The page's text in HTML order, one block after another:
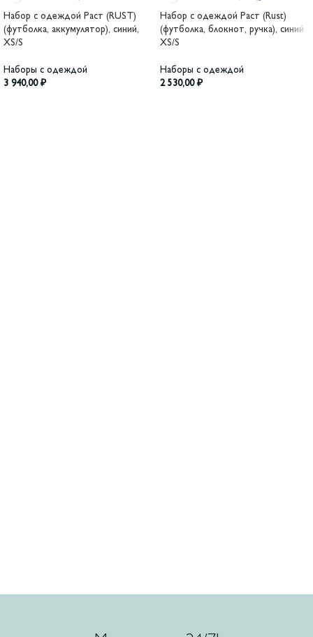
Набор с одеждой Раст (RUST)
(футболка, аккумулятор), синий,
XS/S
Наборы с одеждой
3 940,00 ₽
Набор с одеждой Раст (Rust)
(футболка, блокнот, ручка), синий
XS/S
Наборы с одеждой
2 530,00 ₽